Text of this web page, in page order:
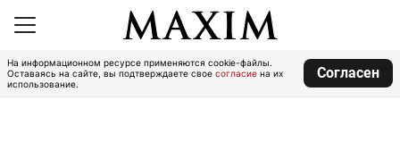
На информационном ресурсе применяются cookie-файлы.
Оставаясь на сайте, вы подтверждаете свое согласие на их
использование.
Согласен